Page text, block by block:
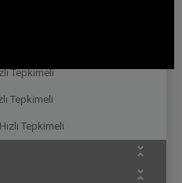
Tepkimeli
Tepkimeli
Tepkimeli